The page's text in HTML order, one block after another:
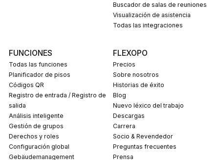
Buscador de salas de reuniones
Visualización de asistencia
Todas las integraciones
FUNCIONES
Todas las funciones
Planificador de pisos
Códigos QR
Registro de entrada / Registro de
salida
Análisis inteligente
Gestión de grupos
Derechos y roles
Configuración global
Gebäudemanagement
FLEXOPO
Precios
Sobre nosotros
Historias de éxito
Blog
Nuevo léxico del trabajo
Descargas
carrera
Socio & Revendedor
Preguntas frecuentes
prensa